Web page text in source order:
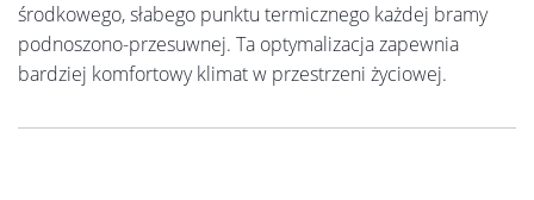
środkowego, słabego punktu termicznego każdej bramy
podnoszono-przesuwnej. Ta optymalizacja zapewnia
bardziej komfortowy klimat w przestrzeni życiowej.